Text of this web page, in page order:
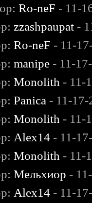
Ro-neF - 11-
zzashpaupat -
Ro-neF - 11-
manipe - 11-
Monolith - 11-
Panica - 11-
Monolith - 11-
Alex14 - 11-
Monolith - 11-
Мельхиор -
Alex14 - 11-